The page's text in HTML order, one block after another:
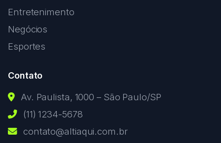
Entretenimento
Negócios
Esportes
Contato
Av. Paulista, 1000 – São Paulo/SP
(11) 1234-5678
contato@altiaqui.com.br